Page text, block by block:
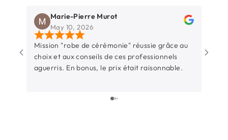
Marie-Pierre Murot
May 10, 2026
Mission "robe de cérémonie" réussie grâce au
choix et aux conseils de ces professionnels
aguerris. En bonus, le prix était raisonnable.